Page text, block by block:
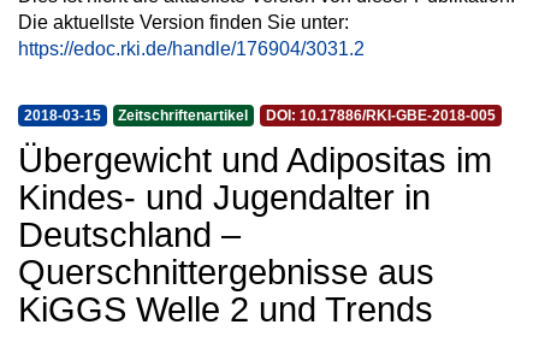
Die aktuellste Version finden Sie unter:
https://edoc.rki.de/handle/176904/3031.2
2018-03-15 Zeitschriftenartikel DOI: 10.17886/RKI-GBE-2018-005
Übergewicht und Adipositas im
Kindes- und Jugendalter in
Deutschland –
Querschnittergebnisse aus
KiGGS Welle 2 und Trends